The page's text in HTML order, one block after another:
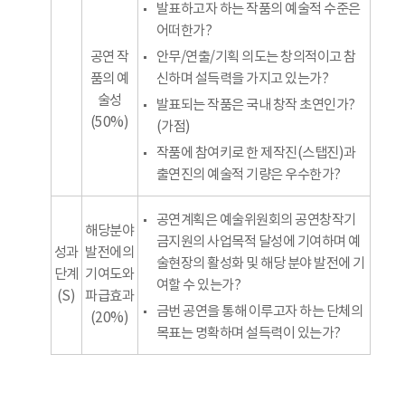
공연 작
품의 예
술성
(50%)
발표하고자 하는 작품의 예술적 수준은
어떠한가?
안무/연출/기획 의도는 창의적이고 참
신하며 설득력을 가지고 있는가?
발표되는 작품은 국내 창작 초연인가?
(가점)
작품에 참여키로 한 제작진(스탭진)과
출연진의 예술적 기량은 우수한가?
성과
단계
(S)
해당분야
발전에의
기여도와
파급효과
(20%)
공연계획은 예술위원회의 공연창작기
금지원의 사업목적 달성에 기여하며 예
술현장의 활성화 및 해당 분야 발전에 기
여할 수 있는가?
금번 공연을 통해 이루고자 하는 단체의
목표는 명확하며 설득력이 있는가?